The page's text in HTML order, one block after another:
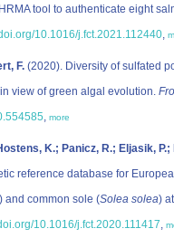
tool to authenticate eight
10.1016/j.fct.2021.112440,
F. (2020). Diversity of sulfated
view of green algal evolution.
, more
K.; Panicz, R.; Eljasik,
reference database for
) and common sole (Solea solea)
10.1016/j.fct.2020.111417,